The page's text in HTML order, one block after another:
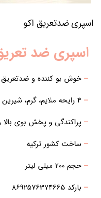
اسپری ضدتعریق اکو
اسپری ضد تعریق اکو
– خوش بو کننده و ضدتعریق و
–
– پراکندگی و پخش بوی بالا
– ساخت کشور ترکیه
– حجم 200 میلی لیتر
– بارکد 8692576374665